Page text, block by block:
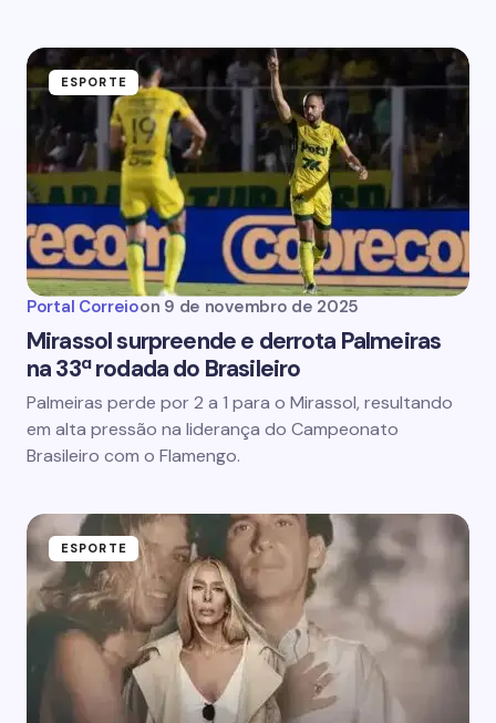
ESPORTE
Portal Correioon 9 de novembro de 2025
Mirassol surpreende e derrota Palmeiras
na 33ª rodada do Brasileiro
Palmeiras perde por 2 a 1 para o Mirassol, resultando
em alta pressão na liderança do Campeonato
Brasileiro com o Flamengo.
ESPORTE